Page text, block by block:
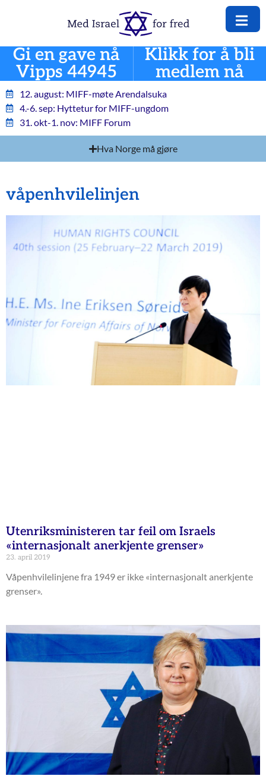
Gi en gave nå
Vipps 44945
Klikk for å bli
medlem nå
12. august: MIFF-møte Arendalsuka
4.-6. sep: Hyttetur for MIFF-ungdom
31. okt-1. nov: MIFF Forum
Hva Norge må gjøre
våpenhvilelinjen
Utenriksministeren tar feil om Israels
«internasjonalt anerkjente grenser»
23. april 2019
Våpenhvilelinjene fra 1949 er ikke «internasjonalt anerkjente
grenser».